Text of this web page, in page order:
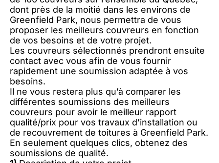
dont près de la moitié dans les environs de
Greenfield Park, nous permettra de vous
proposer les meilleurs couvreurs en fonction
de vos besoins et de votre projet.
Les couvreurs sélectionnés prendront ensuite
contact avec vous afin de vous fournir
rapidement une soumission adaptée à vos
besoins.
Il ne vous restera plus qu’à comparer les
différentes soumissions des meilleurs
couvreurs pour avoir le meilleur rapport
qualité/prix pour vos travaux d’installation ou
de recouvrement de toitures à Greenfield Park.
En seulement quelques clics, obtenez des
soumissions de qualité.